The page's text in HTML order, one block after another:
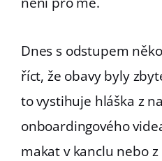
Dnes s odstupem
říct, že obavy byly
to vystihuje hláška z
onboardingového
makat v kanclu nebo